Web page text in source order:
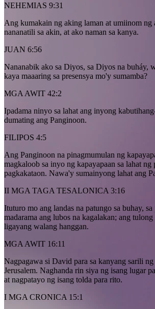
NEHEMIAS 9:31
Ang kumakain ng aking laman at umiinom ng
nananatili sa akin, at ako naman sa kanya.
JUAN 6:56
Nananabik ako sa Diyos, sa Diyos na buháy,
kaya maaaring sa presensya mo'y sumamba?
MGA AWIT 42:2
Ipadama ninyo sa lahat ang inyong
dumating ang Panginoon.
FILIPOS 4:5
Ang Panginoon na pinagmumulan ng
magkaloob sa inyo ng kapayapaan sa lahat ng
pagkakataon. Nawa'y sumainyong lahat ang
II MGA TAGA TESALONICA 3:16
Ituturo mo ang landas na patungo sa buhay,
madarama ang lubos na kagalakan; ang
ligayang walang hanggan.
MGA AWIT 16:11
Nagpagawa si David para sa kanyang sarili ng
Jerusalem. Naghanda rin siya ng isang lugar
at nagpatayo ng isang tolda para rito.
I MGA CRONICA 15:1